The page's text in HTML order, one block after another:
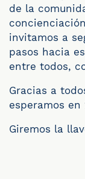
de la
invitamos a
pasos hacia
entre todos,
Gracias a
esperamos en
Giremos la